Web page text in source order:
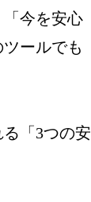
今を安心
ールでも
「3つの安